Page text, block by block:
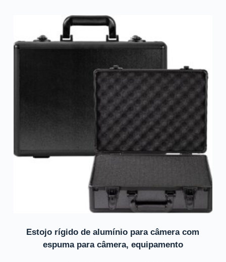
Estojo rígido de alumínio para câmera com
espuma para câmera, equipamento